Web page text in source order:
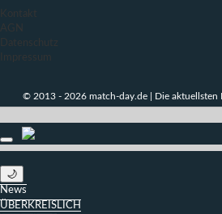
Kontakt
AGN
Datenschutz
Impressum
© 2013 - 2026 match-day.de | Die aktuellsten
🌙
News
ÜBERKREISLICH